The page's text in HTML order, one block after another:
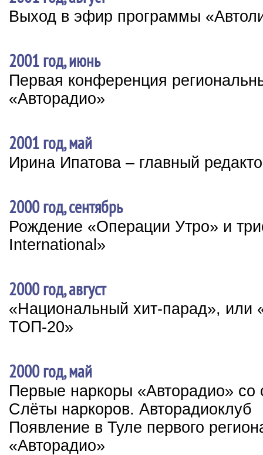
Выход в эфир программы
2001 год, июнь
Первая конференция
«Авторадио»
2001 год, май
Ирина Ипатова – главный
2000 год, сентябрь
Рождение «Операции Утро» и
International»
2000 год, август
«Национальный хит-парад», или
ТОП-20»
2000 год, май
Первые наркоры «Авторадио»
Слёты наркоров. Авторадиоклуб
Появление в Туле первого
«Авторадио»